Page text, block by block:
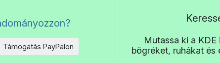
Támogatás PayPalon
Mutassa ki a
bögréket, ruhákat és